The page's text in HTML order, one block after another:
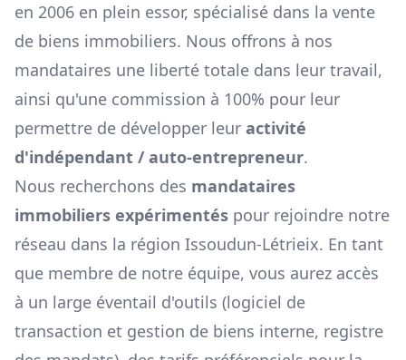
en 2006 en plein essor, spécialisé dans la vente
de biens immobiliers. Nous offrons à nos
mandataires une liberté totale dans leur travail,
ainsi qu'une commission à 100% pour leur
permettre de développer leur activité
d'indépendant / auto-entrepreneur.
Nous recherchons des mandataires
immobiliers expérimentés pour rejoindre notre
réseau dans la région Issoudun-Létrieix. En tant
que membre de notre équipe, vous aurez accès
à un large éventail d'outils (logiciel de
transaction et gestion de biens interne, registre